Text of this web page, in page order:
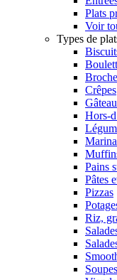
Plats
Voir
Types de
Crêpes
Hors-
Pains
Pâtes
Pizzas
Riz,
Soupes